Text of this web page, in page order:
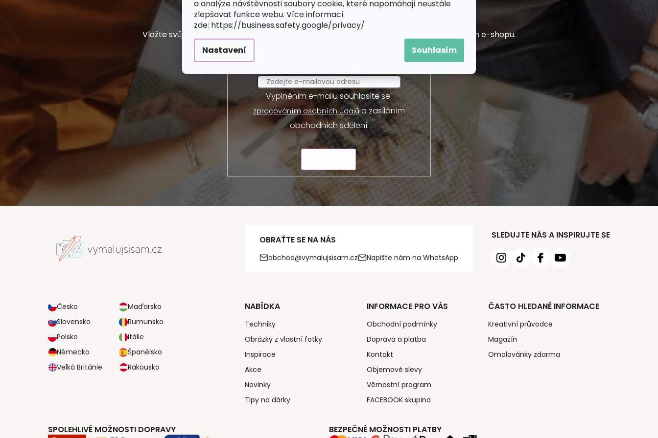
a analýze návštěvnosti soubory cookie, které napomáhají neustále
zlepšovat funkce webu. Více informací
zde: https://business.safety.google/privacy/
Nastavení Souhlasím
Odebírat newsletter
Vložte svůj e-mail a my vám budeme zasílat informace o nových produktech na našem e-shopu.
Vyplněním e-mailu souhlasíte se
zpracováním osobních údajůa zasíláním
obchodních sdělení.
OBRAŤTE SE NA NÁS
obchod@vymalujsisam.cz Napište nám na WhatsApp
SLEDUJTE NÁS A INSPIRUJTE SE
Česko
Maďarsko
Slovensko
Rumunsko
Polsko
Itálie
Německo
Španělsko
Velká Británie
Rakousko
NABÍDKA
Techniky
Obrázky z vlastní fotky
Inspirace
Akce
Novinky
Tipy na dárky
INFORMACE PRO VÁS
Obchodní podmínky
Doprava a platba
Kontakt
Objemové slevy
Věrnostní program
FACEBOOK skupina
ČASTO HLEDANÉ INFORMACE
Kreativní průvodce
Magazín
Omalovánky zdarma
SPOLEHLIVÉ MOŽNOSTI DOPRAVY BEZPEČNÉ MOŽNOSTI PLATBY